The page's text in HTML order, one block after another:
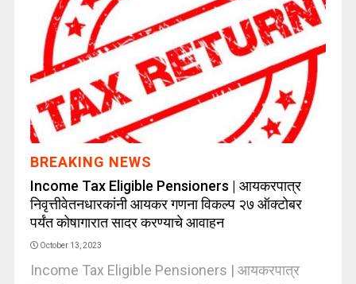
BREAKING NEWS
Income Tax Eligible Pensioners | आयकरपात्र
निवृत्तीवेतनधारकांनी आयकर गणना विकल्प २७ ऑक्टोबर
पर्यंत कोषागारात सादर करण्याचे आवाहन
October 13, 2023
Income Tax Eligible Pensioners | आयकरपात्र